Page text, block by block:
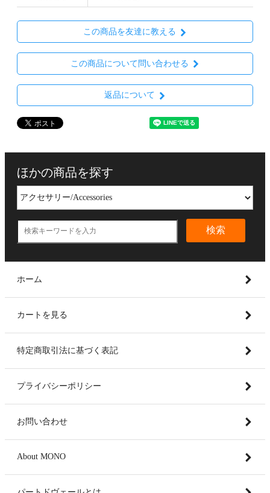
この商品を友達に教える
この商品について問い合わせる
返品について
ほかの商品を探す
検索
ホーム
カートを見る
特定商取引法に基づく表記
プライバシーポリシー
お問い合わせ
About MONO